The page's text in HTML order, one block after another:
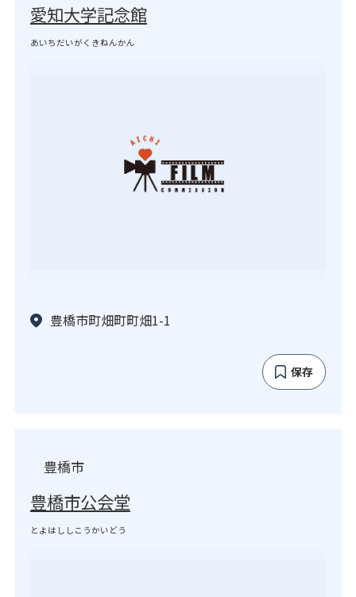
愛知大学記念館
あいちだいがくきねんかん
豊橋市町畑町町畑1-1
保存
豊橋市
豊橋市公会堂
とよはししこうかいどう